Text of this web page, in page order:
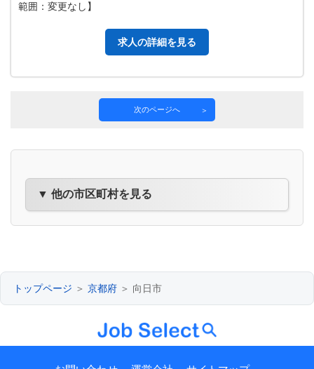
範囲：変更なし】
求人の詳細を見る
次のページへ
▼ 他の市区町村を見る
トップページ ＞ 京都府 ＞ 向日市